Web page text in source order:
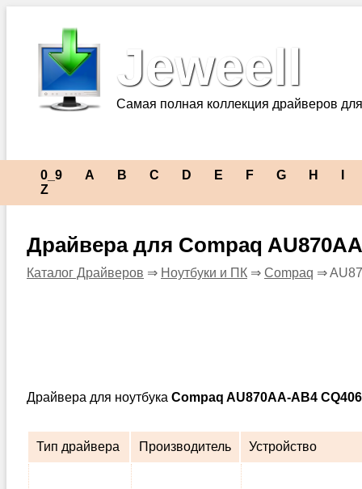
Jeweell
Самая полная коллекция драйверов
0_9 A B C D E F G H
Z
Драйвера для Compaq
Каталог Драйверов ⇒ Ноутбуки и ПК ⇒ Compaq ⇒
Драйвера для ноутбука Compaq AU870AA-AB4
Тип драйвера Производитель Устройство